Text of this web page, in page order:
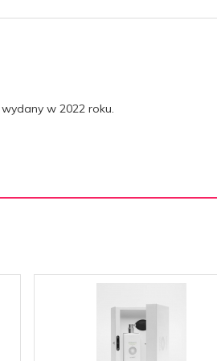
w 2022 roku.